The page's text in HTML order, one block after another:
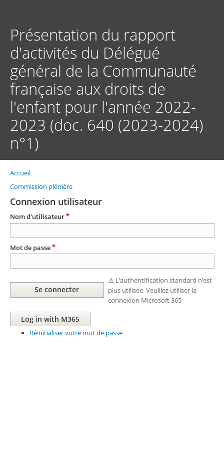
principal
Présentation du rapport
d'activités du Délégué
général de la Communauté
française aux droits de
l'enfant pour l'année 2022-
2023 (doc. 640 (2023-2024)
n°1)
Fil
d'Ariane
Accueil
Commission plénière
Connexion utilisateur
Nom d'utilisateur
Mot de passe
⚠️ L’authentification standard n’est
plus utilisée. Veuillez utiliser la
connexion Microsoft 365
Réinitialiser votre mot de passe